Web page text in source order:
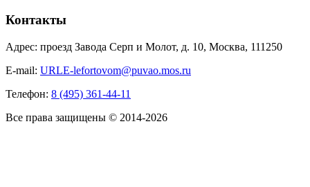
Контакты
Адрес: проезд Завода Серп и Молот, д. 10, Москва, 111250
E-mail: URLE-lefortovom@puvao.mos.ru
Телефон: 8 (495) 361-44-11
Все права защищены © 2014-2026